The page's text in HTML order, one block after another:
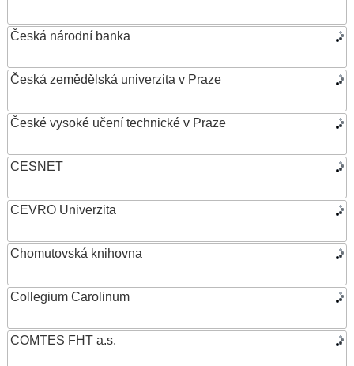
Česká národní banka
Česká zemědělská univerzita v Praze
České vysoké učení technické v Praze
CESNET
CEVRO Univerzita
Chomutovská knihovna
Collegium Carolinum
COMTES FHT a.s.